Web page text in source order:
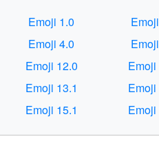
Emoji 1.0
Emoji 4.0
Emoji 12.0
Emoji
Emoji 13.1
Emoji
Emoji 15.1
Emoji